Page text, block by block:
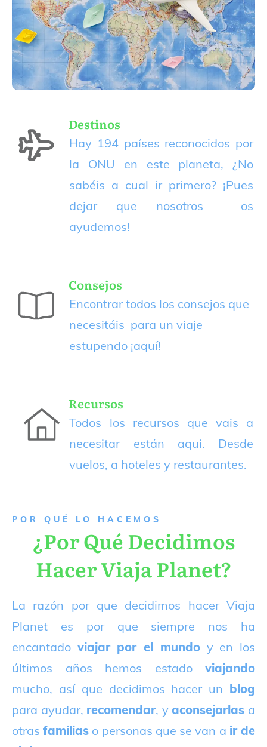
Destinos
Hay 194 países reconocidos por
la ONU en este planeta, ¿No
sabéis a cual ir primero? ¡Pues
dejar que nosotros os
ayudemos!
Consejos
Encontrar todos los consejos que
necesitáis para un viaje
estupendo ¡aquí!
Recursos
Todos los recursos que vais a
necesitar están aqui. Desde
vuelos, a hoteles y restaurantes.
P OR QUÉ LO HACEMOS
¿Por Qué Decidimos
Hacer Viaja Planet?
La razón por que decidimos hacer Viaja
Planet es por que siempre nos ha
encantado viajar por el mundoy en los
últimos años hemos estado viajando
mucho, así que decidimos hacer un blog
para ayudar, recomendar, yaconsejarlas a
otrasfamilias o personas que se van a ir de